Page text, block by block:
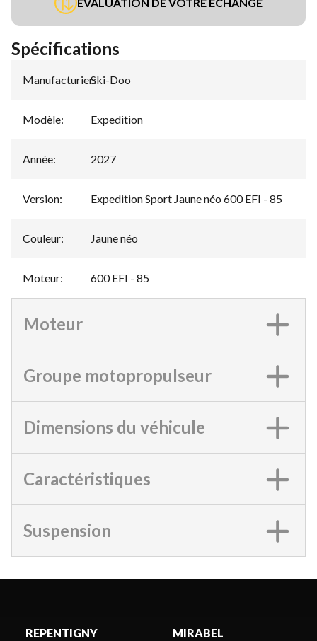
ÉVALUATION DE VOTRE ÉCHANGE
Spécifications
Manufacturier:
Ski-Doo
Modèle: Expedition
Année: 2027
Version: Expedition Sport Jaune néo 600 EFI - 85
Couleur: Jaune néo
Moteur: 600 EFI - 85
Moteur
Groupe motopropulseur
Dimensions du véhicule
Caractéristiques
Suspension
REPENTIGNY MIRABEL